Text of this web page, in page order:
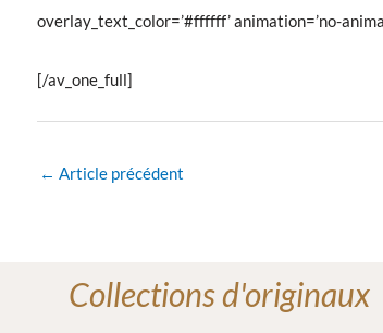
overlay_text_color=’#ffffff’ animation=’no-
[/av_one_full]
← Article précédent
Collections d'originaux